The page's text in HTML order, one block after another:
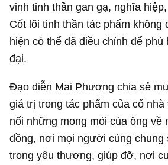
vinh tinh thần gan gạ, nghĩa
Cốt lõi tinh thần tác phẩm không
hiện có thể đã điều chỉnh để phù
đại.
Đạo diễn Mai Phương chia sẻ
giá trị trong tác phẩm của cố
nối những mong mỏi của ông về
đồng, nơi mọi người cùng chung
trong yêu thương, giúp đỡ, nơi